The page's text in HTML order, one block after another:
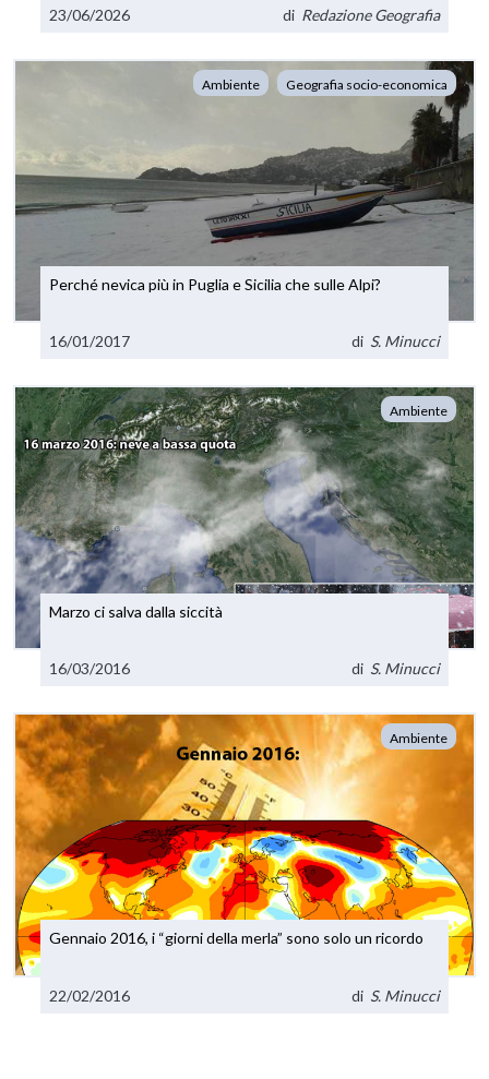
23/06/2026 di Redazione Geografia
Ambiente Geografia socio-economica
Perché nevica più in Puglia e Sicilia che sulle Alpi?
16/01/2017 di S. Minucci
Ambiente
Marzo ci salva dalla siccità
16/03/2016 di S. Minucci
Ambiente
Gennaio 2016, i “giorni della merla” sono solo un ricordo
22/02/2016 di S. Minucci